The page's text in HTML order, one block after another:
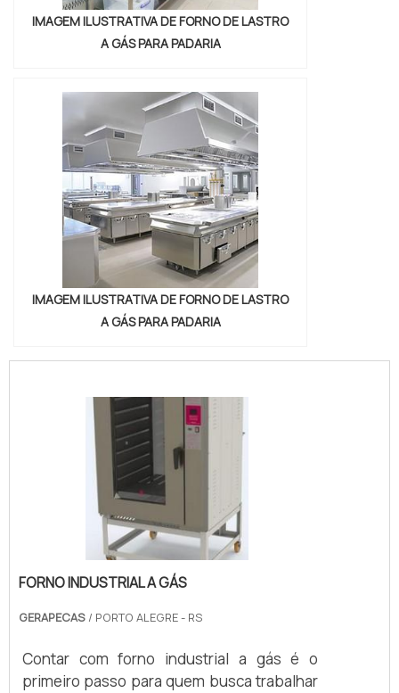
IMAGEM ILUSTRATIVA DE FORNO DE LASTRO
A GÁS PARA PADARIA
IMAGEM ILUSTRATIVA DE FORNO DE LASTRO
A GÁS PARA PADARIA
FORNO INDUSTRIAL A GÁS
GERAPECAS / PORTO ALEGRE - RS
Contar com forno industrial a gás é o
primeiro passo para quem busca trabalhar